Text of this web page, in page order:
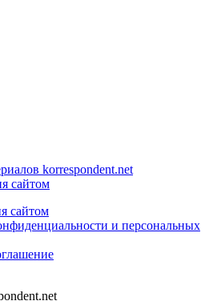
korrespondent.net
сайтом
сайтом
и персональных